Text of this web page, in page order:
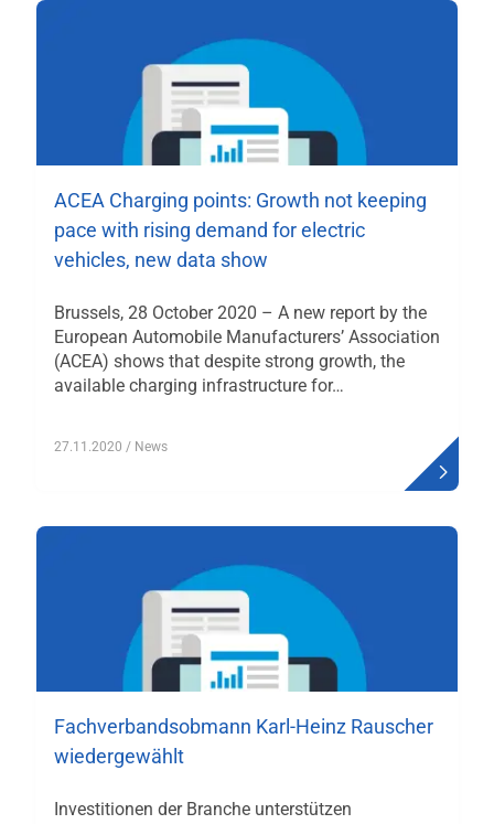
ACEA Charging points: Growth not keeping
pace with rising demand for electric
vehicles, new data show
Brussels, 28 October 2020 – A new report by the
European Automobile Manufacturers’ Association
(ACEA) shows that despite strong growth, the
available charging infrastructure for…
27.11.2020 / News
Fachverbandsobmann Karl-Heinz Rauscher
wiedergewählt
Investitionen der Branche unterstützen